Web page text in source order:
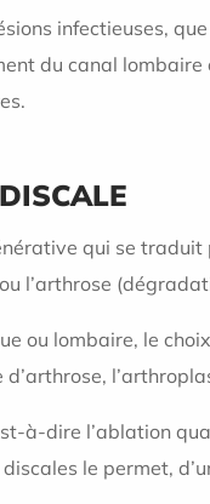
infectieuses,
du canal
qui se
l’arthrose
ou lombaire, le
à-dire l’ablation
le permet,